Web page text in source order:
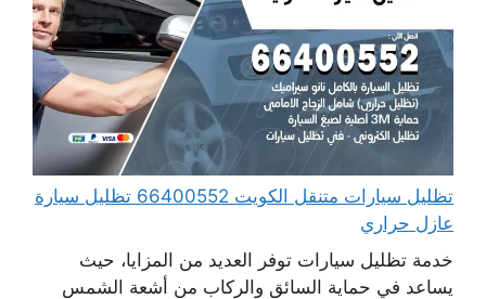
تظليل سيارات متنقل الكويت 66400552 تظليل سيارة
عازل حراري
خدمة تظليل سيارات توفر العديد من المزايا، حيث
يساعد في حماية السائق والركاب من أشعة الشمس